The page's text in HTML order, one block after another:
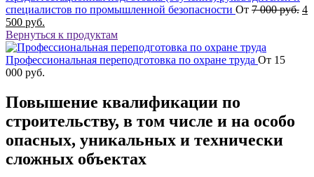
специалистов по промышленной безопасности От 7 000руб. 4
500 руб.
Вернуться к продуктам
Профессиональная переподготовка по охране труда От 15
000 руб.
Повышение квалификации по
строительству, в том числе и на особо
опасных, уникальных и технически
сложных объектах